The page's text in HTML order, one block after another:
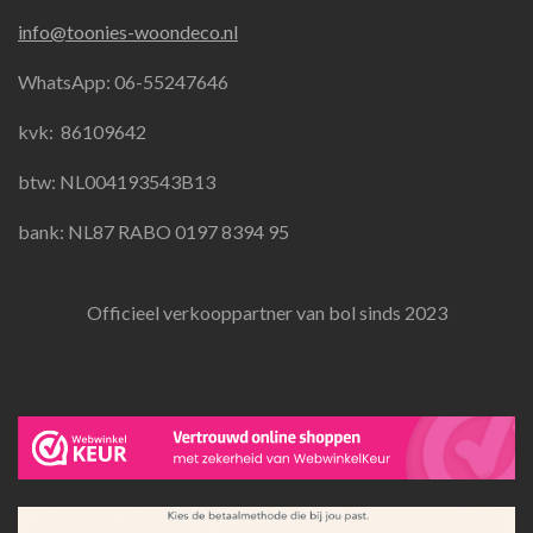
b
o
k
a
g
a
s
A
info@toonies-woondeco.nl
WhatsApp: 06-55247646
kvk: 86109642
btw: NL004193543B13
bank: NL87 RABO 0197 8394 95
Officieel verkooppartner van bol sinds 2023